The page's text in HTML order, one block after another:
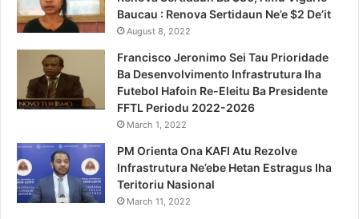
Baucau : Renova Sertidaun Ne’e $2 De’it
August 8, 2022
Francisco Jeronimo Sei Tau Prioridade
Ba Desenvolvimento Infrastrutura Iha
Futebol Hafoin Re-Eleitu Ba Presidente
FFTL Periodu 2022-2026
March 1, 2022
PM Orienta Ona KAFI Atu Rezolve
Infrastrutura Ne’ebe Hetan Estragus Iha
Teritoriu Nasional
March 11, 2022